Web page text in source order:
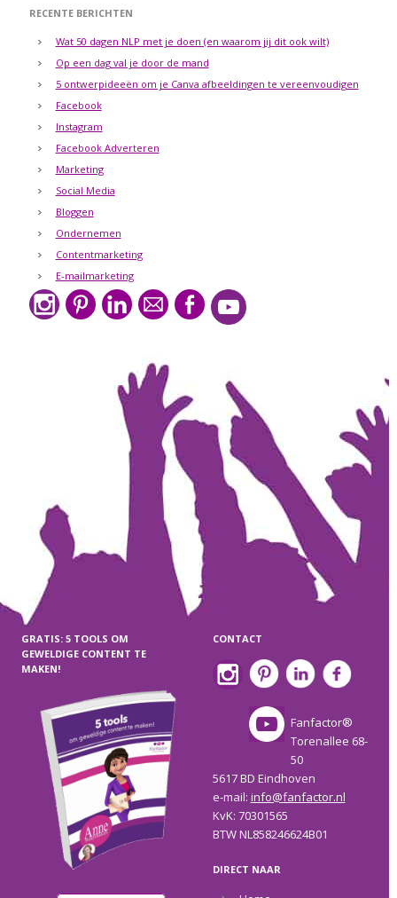
RECENTE BERICHTEN
Wat 50 dagen NLP met je doen (en waarom jij dit ook wilt)
Op een dag val je door de mand
5 ontwerpideeën om je Canva afbeeldingen te vereenvoudigen
Facebook
Instagram
Facebook Adverteren
Marketing
Social Media
Bloggen
Ondernemen
Contentmarketing
E-mailmarketing
GRATIS: 5 TOOLS OM
GEWELDIGE CONTENT TE
MAKEN!
CONTACT
Fanfactor®
Torenallee 68-
50
5617 BD Eindhoven
e-mail: info@fanfactor.nl
KvK: 70301565
BTW NL858246624B01
DIRECT NAAR